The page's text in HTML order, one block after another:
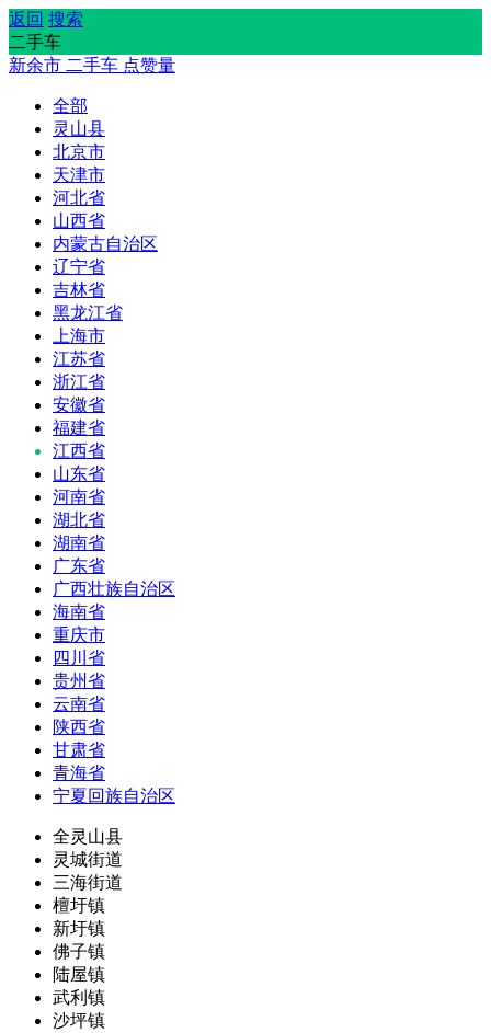
返回 搜索
二手车
新余市 二手车 点赞量
全部
灵山县
北京市
天津市
河北省
山西省
内蒙古自治区
辽宁省
吉林省
黑龙江省
上海市
江苏省
浙江省
安徽省
福建省
江西省
山东省
河南省
湖北省
湖南省
广东省
广西壮族自治区
海南省
重庆市
四川省
贵州省
云南省
陕西省
甘肃省
青海省
宁夏回族自治区
全灵山县
灵城街道
三海街道
檀圩镇
新圩镇
佛子镇
陆屋镇
武利镇
沙坪镇